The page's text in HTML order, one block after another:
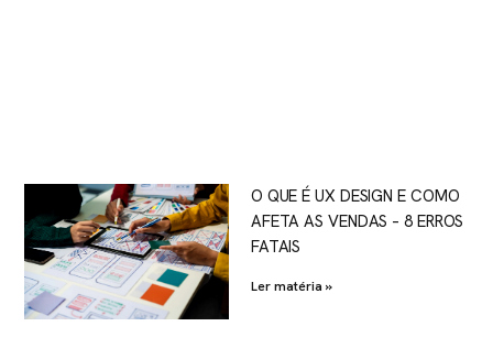
O QUE É UX DESIGN E COMO
AFETA AS VENDAS – 8 ERROS
FATAIS
Ler matéria »